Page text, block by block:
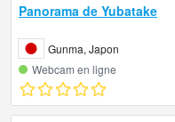
Panorama de Yubatake
Gunma, Japon
Webcam en ligne